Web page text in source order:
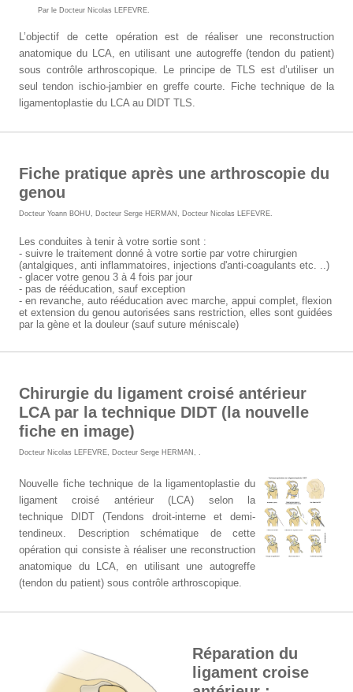
Par le Docteur Nicolas LEFEVRE
L’objectif de cette opération est de réaliser une reconstruction
anatomique du LCA, en utilisant une autogreffe (tendon du patient)
sous contrôle arthroscopique. Le principe de TLS est d’utiliser un
seul tendon ischio-jambier en greffe courte.
Fiche technique de la
ligamentoplastie du LCA au DIDT TLS.
Fiche pratique après une arthroscopie du
genou
Docteur Yoann BOHU Docteur Serge HERMAN Docteur Nicolas LEFEVRE
Les conduites à tenir à votre sortie sont :
- suivre le traitement donné à votre sortie par votre chirurgien
(antalgiques, anti inflammatoires, injections d'anti-coagulants etc. ..)
- glacer votre genou 3 à 4 fois par jour
- pas de rééducation, sauf exception
- en revanche, auto rééducation avec marche, appui complet, flexion
et extension du genou autorisées sans restriction, elles sont guidées
par la gène et la douleur (sauf suture méniscale)
Chirurgie du ligament croisé antérieur
LCA par la technique DIDT (la nouvelle
fiche en image)
Docteur Nicolas LEFEVRE Docteur Serge HERMAN
Nouvelle fiche technique de la ligamentoplastie du
ligament croisé antérieur (LCA) selon la
technique DIDT (Tendons droit-interne et demi-
tendineux. Description schématique de cette
opération qui consiste à réaliser une reconstruction
anatomique du LCA, en utilisant une autogreffe
(tendon du patient) sous contrôle arthroscopique.
Réparation du
ligament croise